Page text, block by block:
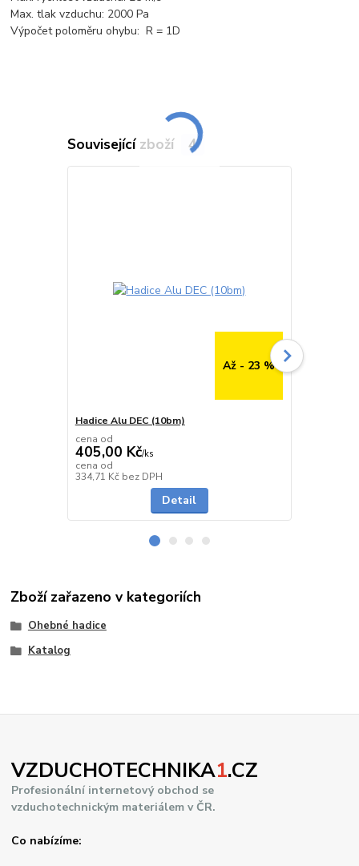
Max. tlak vzduchu: 2000 Pa
Výpočet poloměru ohybu: R = 1D
Související zboží 4
Až - 23 %
Hadice Alu DEC (10bm)
cena od
405,00 Kč/ks
cena od
334,71 Kč bez DPH
Detail
Zboží zařazeno v kategoriích
Ohebné hadice
Katalog
VZDUCHOTECHNIKA1.CZ
Profesionální internetový obchod se
vzduchotechnickým materiálem v ČR.
Co nabízíme: